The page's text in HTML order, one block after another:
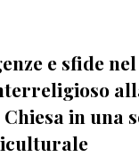
e sfide
in una